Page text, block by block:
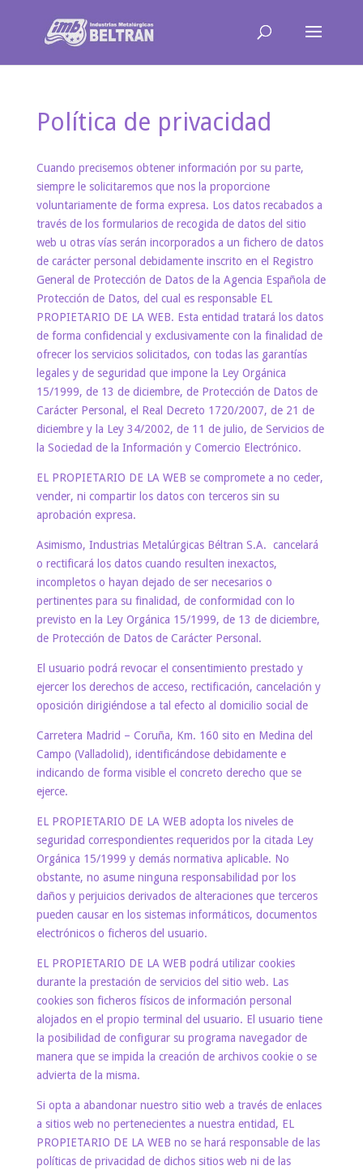
Política de privacidad
Cuando precisemos obtener información por su parte,
siempre le solicitaremos que nos la proporcione
voluntariamente de forma expresa. Los datos recabados a
través de los formularios de recogida de datos del sitio
web u otras vías serán incorporados a un fichero de datos
de carácter personal debidamente inscrito en el Registro
General de Protección de Datos de la Agencia Española de
Protección de Datos, del cual es responsable EL
PROPIETARIO DE LA WEB. Esta entidad tratará los datos
de forma confidencial y exclusivamente con la finalidad de
ofrecer los servicios solicitados, con todas las garantías
legales y de seguridad que impone la Ley Orgánica
15/1999, de 13 de diciembre, de Protección de Datos de
Carácter Personal, el Real Decreto 1720/2007, de 21 de
diciembre y la Ley 34/2002, de 11 de julio, de Servicios de
la Sociedad de la Información y Comercio Electrónico.
EL PROPIETARIO DE LA WEB se compromete a no ceder,
vender, ni compartir los datos con terceros sin su
aprobación expresa.
Asimismo, Industrias Metalúrgicas Béltran S.A. cancelará
o rectificará los datos cuando resulten inexactos,
incompletos o hayan dejado de ser necesarios o
pertinentes para su finalidad, de conformidad con lo
previsto en la Ley Orgánica 15/1999, de 13 de diciembre,
de Protección de Datos de Carácter Personal.
El usuario podrá revocar el consentimiento prestado y
ejercer los derechos de acceso, rectificación, cancelación y
oposición dirigiéndose a tal efecto al domicilio social de
Carretera Madrid – Coruña, Km. 160 sito en Medina del
Campo (Valladolid), identificándose debidamente e
indicando de forma visible el concreto derecho que se
ejerce.
EL PROPIETARIO DE LA WEB adopta los niveles de
seguridad correspondientes requeridos por la citada Ley
Orgánica 15/1999 y demás normativa aplicable. No
obstante, no asume ninguna responsabilidad por los
daños y perjuicios derivados de alteraciones que terceros
pueden causar en los sistemas informáticos, documentos
electrónicos o ficheros del usuario.
EL PROPIETARIO DE LA WEB podrá utilizar cookies
durante la prestación de servicios del sitio web. Las
cookies son ficheros físicos de información personal
alojados en el propio terminal del usuario. El usuario tiene
la posibilidad de configurar su programa navegador de
manera que se impida la creación de archivos cookie o se
advierta de la misma.
Si opta a abandonar nuestro sitio web a través de enlaces
a sitios web no pertenecientes a nuestra entidad, EL
PROPIETARIO DE LA WEB no se hará responsable de las
políticas de privacidad de dichos sitios web ni de las